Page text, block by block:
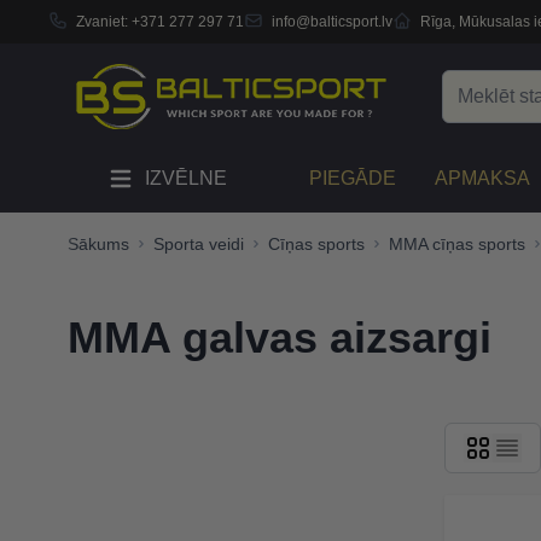
Zvaniet: +371 277 297 71 info@balticsport.lv Rīga, Mūkusalas
IZVĒLNE PIEGĀDE APMAKSA
Sākums Sporta veidi Cīņas sports MMA cīņas sports
MMA galvas aizsargi